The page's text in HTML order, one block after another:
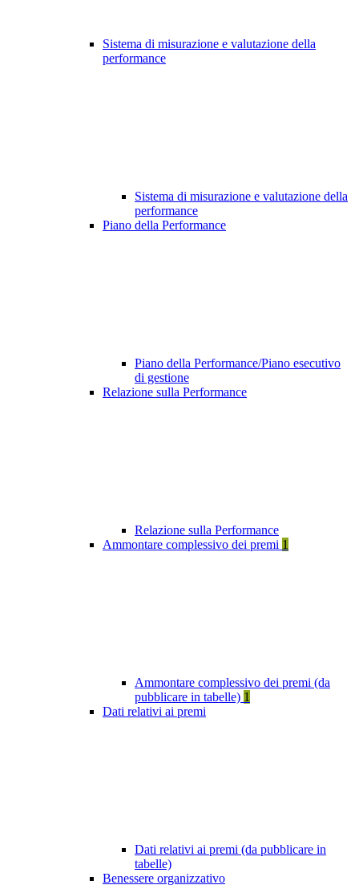
Sistema di misurazione e valutazione della
performance
Sistema di misurazione e valutazione della
performance
Piano della Performance
Piano della Performance/Piano esecutivo
di gestione
Relazione sulla Performance
Relazione sulla Performance
Ammontare complessivo dei premi 1
Ammontare complessivo dei premi (da
pubblicare in tabelle) 1
Dati relativi ai premi
Dati relativi ai premi (da pubblicare in
tabelle)
Benessere organizzativo